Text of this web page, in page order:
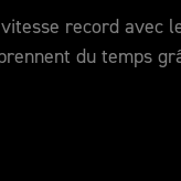
record avec
du temps